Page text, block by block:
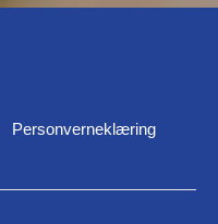
Personverneklæring